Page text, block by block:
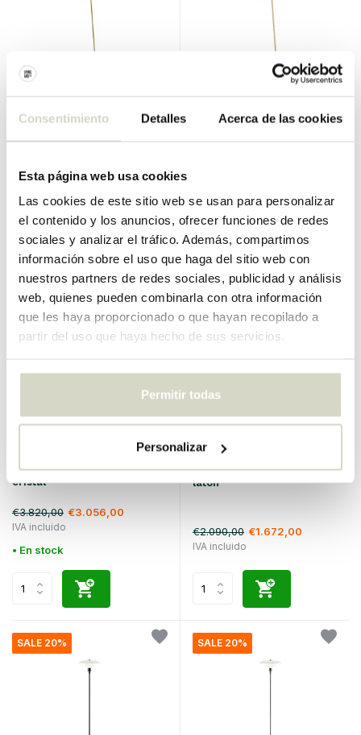
Consentimiento Detalles Acerca de las cookies
Esta página web usa cookies
Las cookies de este sitio web se usan para personalizar
el contenido y los anuncios, ofrecer funciones de redes
sociales y analizar el tráfico. Además, compartimos
información sobre el uso que haga del sitio web con
nuestros partners de redes sociales, publicidad y análisis
web, quienes pueden combinarla con otra información
que les haya proporcionado o que hayan recopilado a
partir del uso que haya hecho de sus servicios.
Permitir todas
Personalizar
Louis Poulsen
Lámpara de pie VL38 negra
€795,00 €636,00
Louis Poulsen
• En stock
SALE 20%
Lámpara de pie PH 4½-3½
cristal
€3.820,00 €3.056,00
IVA incluido
• En stock
SALE 20%
Louis Poulsen
Lámpara de pie PH 3½-2½
latón
€2.090,00 €1.672,00
IVA incluido
SALE 20% SALE 20%